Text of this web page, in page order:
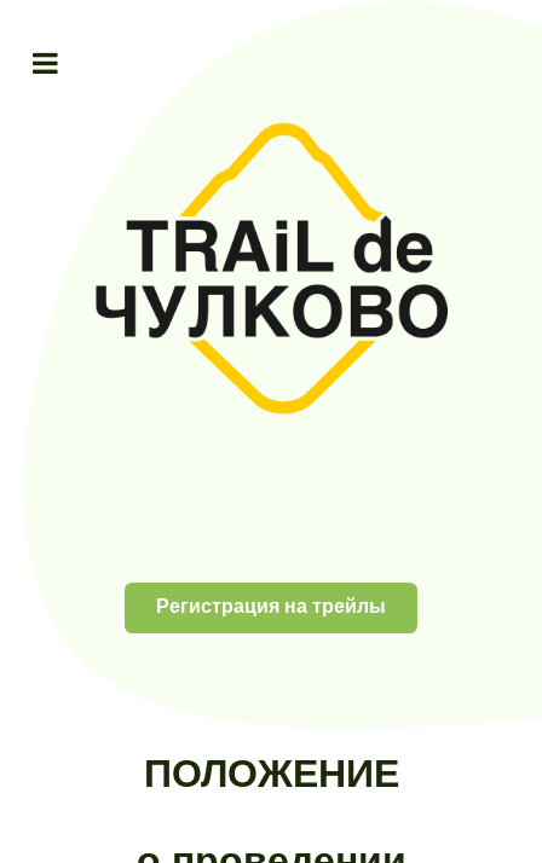
Регистрация на трейлы
ПОЛОЖЕНИЕ